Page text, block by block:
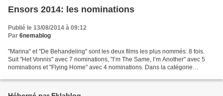
Ensors 2014: les nominations
Publié le 13/08/2014 à 09:12
Par 6nemablog
"Marina" et "De Behandeling" sont les deux films les plus nommés: 8 fois.
Suit "Het Vonnis" avec 7 nominations, "I’m The Same, I’m Another" avec 5
nominations et "Flying Home" avec 4 nominations. Dans la catégorie